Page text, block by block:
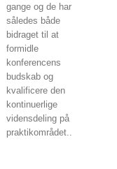
gange og de har
således både
bidraget til at
formidle
konferencens
budskab og
kvalificere den
kontinuerlige
vidensdeling på
praktikområdet..